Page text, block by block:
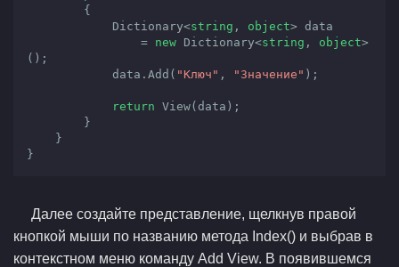
{
            Dictionary<
string , object> data
                =
new Dictionary<string , object>
();
            data.Add(
"Ключ" , "Значение" );
return View(data);
}
Далее создайте представление, щелкнув правой
кнопкой мыши по названию метода Index() и выбрав в
контекстном меню команду Add View. В появившемся